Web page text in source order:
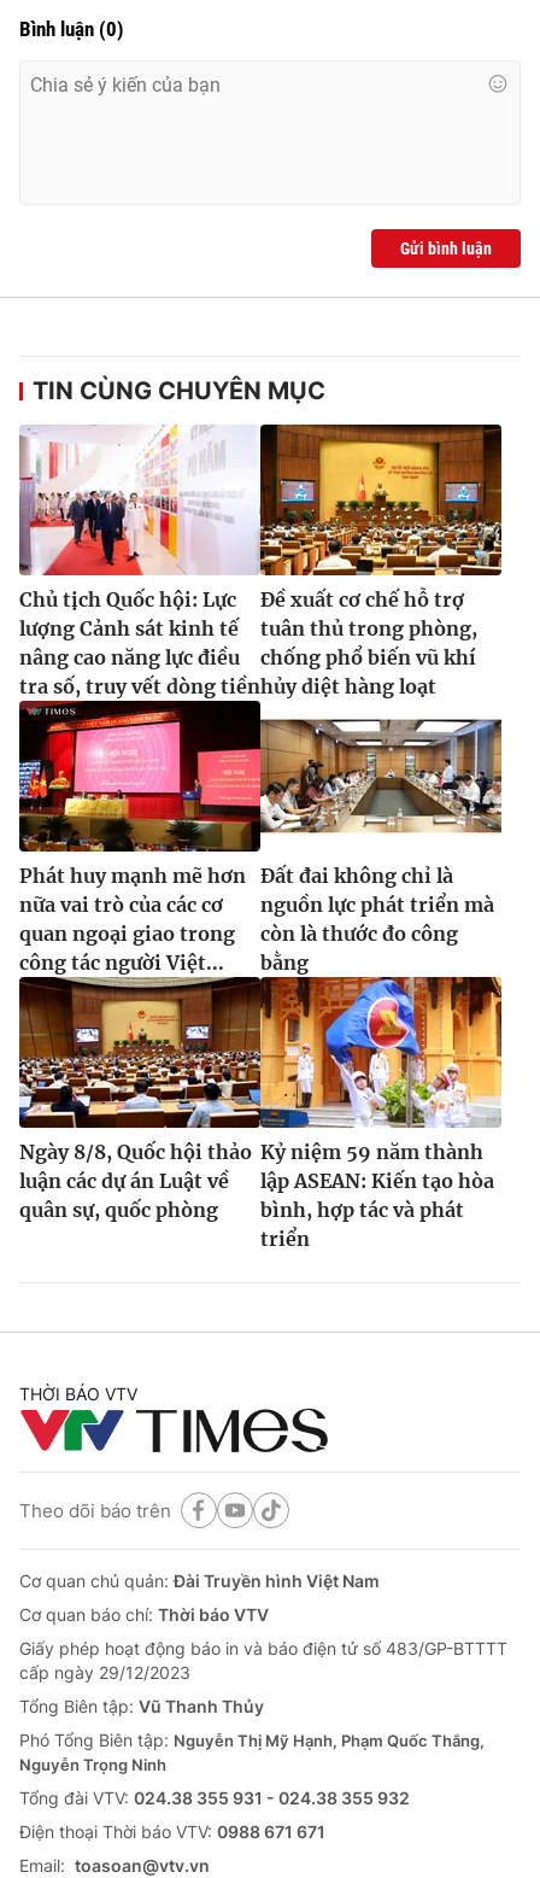
Bình luận (0)
Gửi bình luận
TIN CÙNG CHUYÊN MỤC
Chủ tịch Quốc hội: Lực
lượng Cảnh sát kinh tế
nâng cao năng lực điều
tra số, truy vết dòng tiền
Đề xuất cơ chế hỗ trợ
tuân thủ trong phòng,
chống phổ biến vũ khí
hủy diệt hàng loạt
Phát huy mạnh mẽ hơn
nữa vai trò của các cơ
quan ngoại giao trong
công tác người Việt...
Đất đai không chỉ là
nguồn lực phát triển mà
còn là thước đo công
bằng
Ngày 8/8, Quốc hội thảo
luận các dự án Luật về
quân sự, quốc phòng
Kỷ niệm 59 năm thành
lập ASEAN: Kiến tạo hòa
bình, hợp tác và phát
triển
THỜI BÁO VTV
Theo dõi báo trên
Cơ quan chủ quản:Đài Truyền hình Việt Nam
Cơ quan báo chí: Thời báo VTV
Giấy phép hoạt động báo in và báo điện tử số 483/GP-BTTTT
cấp ngày 29/12/2023
Tổng Biên tập: Vũ Thanh Thủy
Phó Tổng Biên tập: Nguyễn Thị Mỹ Hạnh, Phạm Quốc Thắng,
Nguyễn Trọng Ninh
Tổng đài VTV: 024.38 355 931 - 024.38 355 932
Ðiện thoại Thời báo VTV: 0988 671 671
Email: toasoan@vtv.vn